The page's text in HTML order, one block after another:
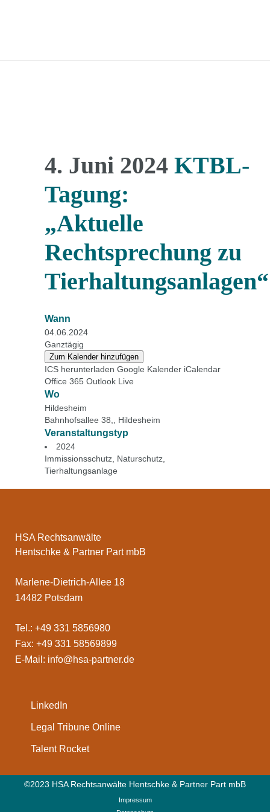
4. Juni 2024 KTBL-
Tagung:
„Aktuelle
Rechtsprechung zu
Tierhaltungsanlagen“
Wann
04.06.2024
Ganztägig
Zum Kalender hinzufügen
ICS herunterladen Google Kalender iCalendar
Office 365 Outlook Live
Wo
Hildesheim
Bahnhofsallee 38,, Hildesheim
Veranstaltungstyp
2024
Immissionsschutz Naturschutz
Tierhaltungsanlage
HSA Rechtsanwälte
Hentschke & Partner Part mbB
Marlene-Dietrich-Allee 18
14482 Potsdam
Tel.: +49 331 5856980
Fax: +49 331 58569899
E-Mail: info@hsa-partner.de
LinkedIn
Legal Tribune Online
Talent Rocket
©2023 HSA Rechtsanwälte Hentschke & Partner Part mbB
Impressum